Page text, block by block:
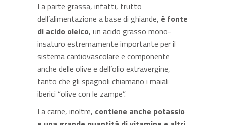
La parte grassa, infatti, frutto
dell’alimentazione a base di ghiande, è fonte
di acido oleico, un acido grasso mono-
insaturo estremamente importante per il
sistema cardiovascolare e componente
anche delle olive e dell’olio extravergine,
tanto che gli spagnoli chiamano i maiali
iberici “olive con le zampe”.
La carne, inoltre, contiene anche potassio